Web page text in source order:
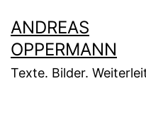
Inhalt
springen
ANDREAS
OPPERMANN
Texte. Bilder.